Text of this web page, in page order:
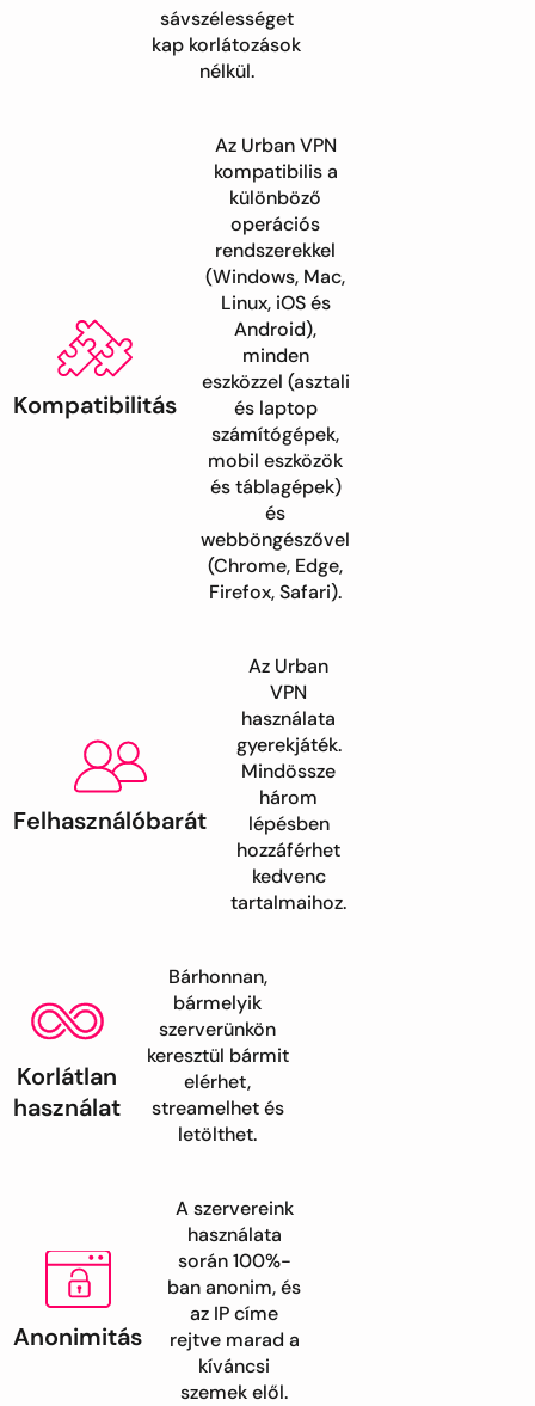
sávszélességet
kap korlátozások
nélkül.
Kompatibilitás
Az Urban VPN
kompatibilis a
különböző
operációs
rendszerekkel
(Windows, Mac,
Linux, iOS és
Android),
minden
eszközzel (asztali
és laptop
számítógépek,
mobil eszközök
és táblagépek)
és
webböngészővel
(Chrome, Edge,
Firefox, Safari).
Felhasználóbarát
Az Urban
VPN
használata
gyerekjáték.
Mindössze
három
lépésben
hozzáférhet
kedvenc
tartalmaihoz.
Korlátlan
használat
Bárhonnan,
bármelyik
szerverünkön
keresztül bármit
elérhet,
streamelhet és
letölthet.
Anonimitás
A szervereink
használata
során 100%-
ban anonim, és
az IP címe
rejtve marad a
kíváncsi
szemek elől.